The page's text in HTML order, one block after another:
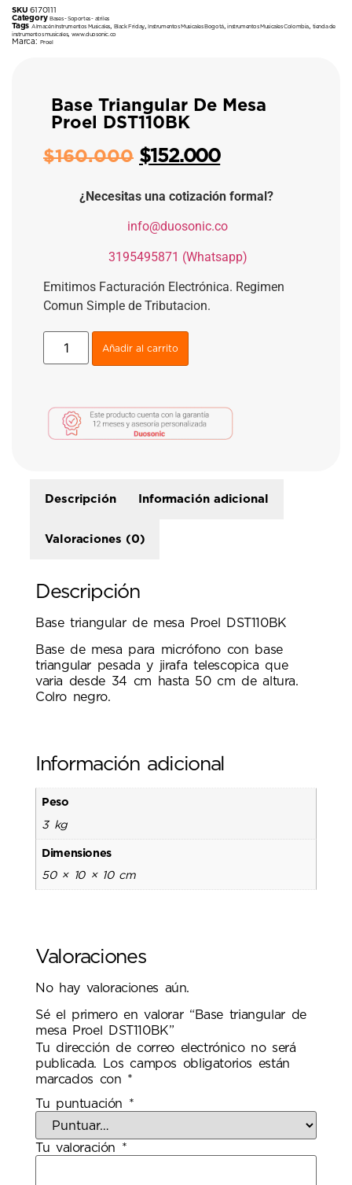
SKU6170111
Category Bases - Soportes - atriles
Tags Almacén Instrumentos Musicales Black Friday,Instrumentos Musicales Bogotá,instrumentos Musicales Colombia
tienda de
instrumentos musicales, www.duosonic.co
Marca: Proel
Base Triangular De Mesa
Proel DST110BK
$160.000 $152.000
¿Necesitas una cotización formal?
info@duosonic.co
3195495871 (Whatsapp)
Emitimos Facturación Electrónica. Regimen
Comun Simple de Tributacion.
Añadir al carrito
Descripción Información adicional
Valoraciones (0)
Descripción
Base triangular de mesa Proel DST110BK
Base de mesa para micrófono con base
triangular pesada y jirafa telescopica que
varia desde 34 cm hasta 50 cm de altura.
Colro negro.
Información adicional
Peso
3 kg
Dimensiones
50 × 10 × 10 cm
Valoraciones
No hay valoraciones aún.
Sé el primero en valorar “Base triangular de
mesa Proel DST110BK”
Tu dirección de correo electrónico no será
publicada.
Los campos obligatorios están
marcados con *
Tu puntuación *
Tu valoración *